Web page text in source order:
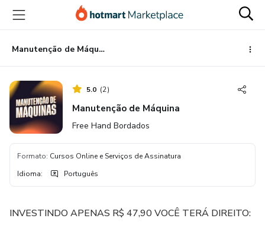
para
conteúdo
principal
para
pagamento
para
rodapé
Manutenção de Máquina
5.0 (2)
Manutenção de Máquina
Free Hand Bordados
Formato: Cursos Online e Serviços de Assinatura
Idioma: Português
INVESTINDO APENAS R$ 47,90 VOCÊ TERÁ DIREITO: